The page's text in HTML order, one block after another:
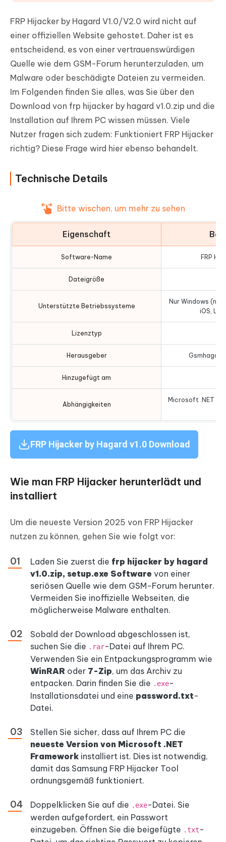
FRP Hijacker by Hagard V1.0/V2.0 wird nicht auf
einer offiziellen Website gehostet. Daher ist es
entscheidend, es von einer vertrauenswürdigen
Quelle wie dem GSM-Forum herunterzuladen, um
Malware oder beschädigte Dateien zu vermeiden.
Im Folgenden finden Sie alles, was Sie über den
Download von frp hijacker by hagard v1.0.zip und die
Installation auf Ihrem PC wissen müssen. Viele
Nutzer fragen sich zudem: Funktioniert FRP Hijacker
richtig? Diese Frage wird hier ebenso behandelt.
Technische Details
Bitte wischen, um mehr zu sehen
Eigenschaft
Software-Name FRP
Dateigröße
Unterstützte Betriebssysteme
Nur Windows
iOS,
Lizenztyp
Herausgeber
Hinzugefügt am
Abhängigkeiten
Microsoft .NET
FRP Hijacker by Hagard v1.0 Download
Wie man FRP Hijacker herunterlädt und
installiert
Um die neueste Version 2025 von FRP Hijacker
nutzen zu können, gehen Sie wie folgt vor:
Laden Sie zuerst die frp hijacker by hagard
v1.0.zip, setup.exe Software von einer
seriösen Quelle wie dem GSM-Forum herunter.
Vermeiden Sie inoffizielle Webseiten, die
möglicherweise Malware enthalten.
Sobald der Download abgeschlossen ist,
suchen Sie die .rar-Datei auf Ihrem PC.
Verwenden Sie ein Entpackungsprogramm wie
WinRAR oder 7-Zip, um das Archiv zu
entpacken. Darin finden Sie die .exe-
Installationsdatei und eine password.txt-
Datei.
Stellen Sie sicher, dass auf Ihrem PC die
neueste Version von Microsoft .NET
Framework installiert ist. Dies ist notwendig,
damit das Samsung FRP Hijacker Tool
ordnungsgemäß funktioniert.
Doppelklicken Sie auf die .exe-Datei. Sie
werden aufgefordert, ein Passwort
einzugeben. Öffnen Sie die beigefügte .txt-